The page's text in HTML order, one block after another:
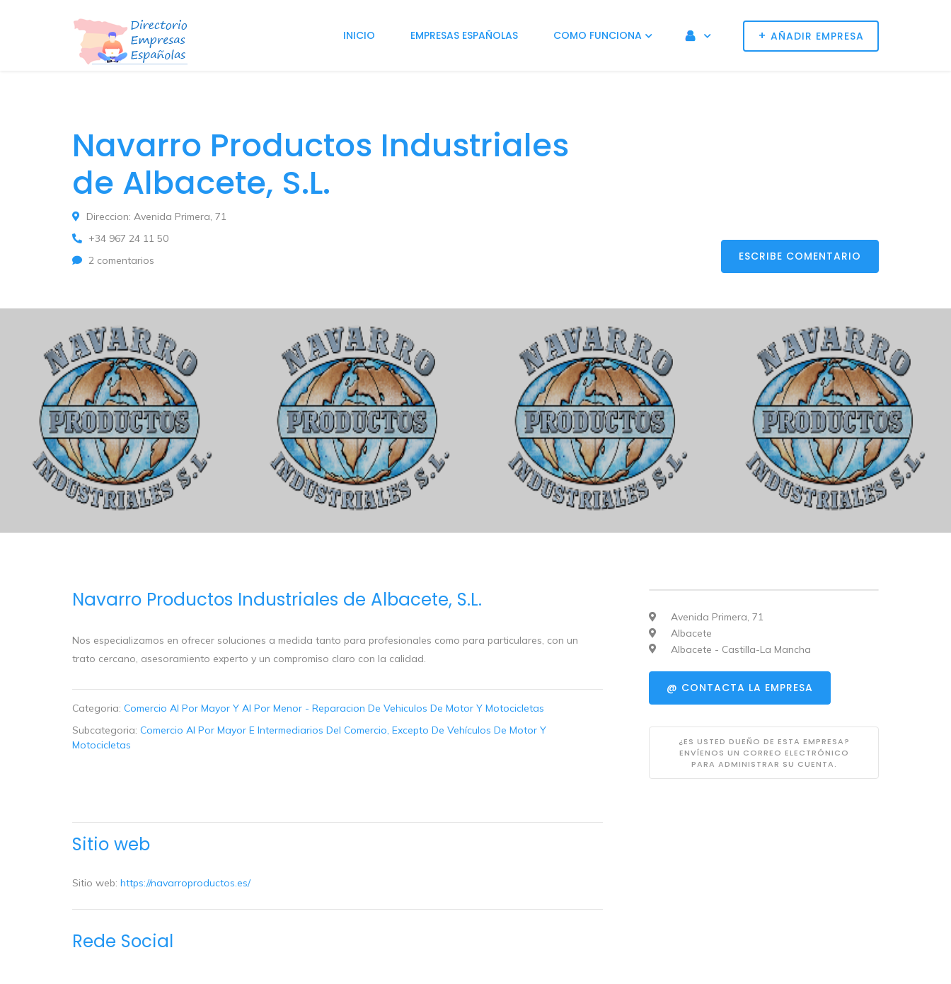
+ AÑADIR EMPRESA
INICIO EMPRESAS ESPAÑOLAS COMO FUNCIONA
Navarro Productos Industriales
de Albacete, S.L.
Direccion: Avenida Primera, 71
+34 967 24 11 50
2 comentarios
ESCRIBE COMENTARIO
Navarro Productos Industriales de Albacete, S.L.
Nos especializamos en ofrecer soluciones a medida tanto para profesionales como para particulares, con un
trato cercano, asesoramiento experto y un compromiso claro con la calidad.
Categoria: Comercio Al Por Mayor Y Al Por Menor - Reparacion De Vehiculos De Motor Y Motocicletas
Subcategoria: Comercio Al Por Mayor E Intermediarios Del Comercio, Excepto De Vehículos De Motor Y
Motocicletas
Sitio web
Sitio web: https://navarroproductos.es/
Rede Social
Avenida Primera, 71
Albacete
Albacete - Castilla-La Mancha
@ CONTACTA LA EMPRESA
¿ES USTED DUEÑO DE ESTA EMPRESA?
ENVÍENOS UN CORREO ELECTRÓNICO
PARA ADMINISTRAR SU CUENTA.